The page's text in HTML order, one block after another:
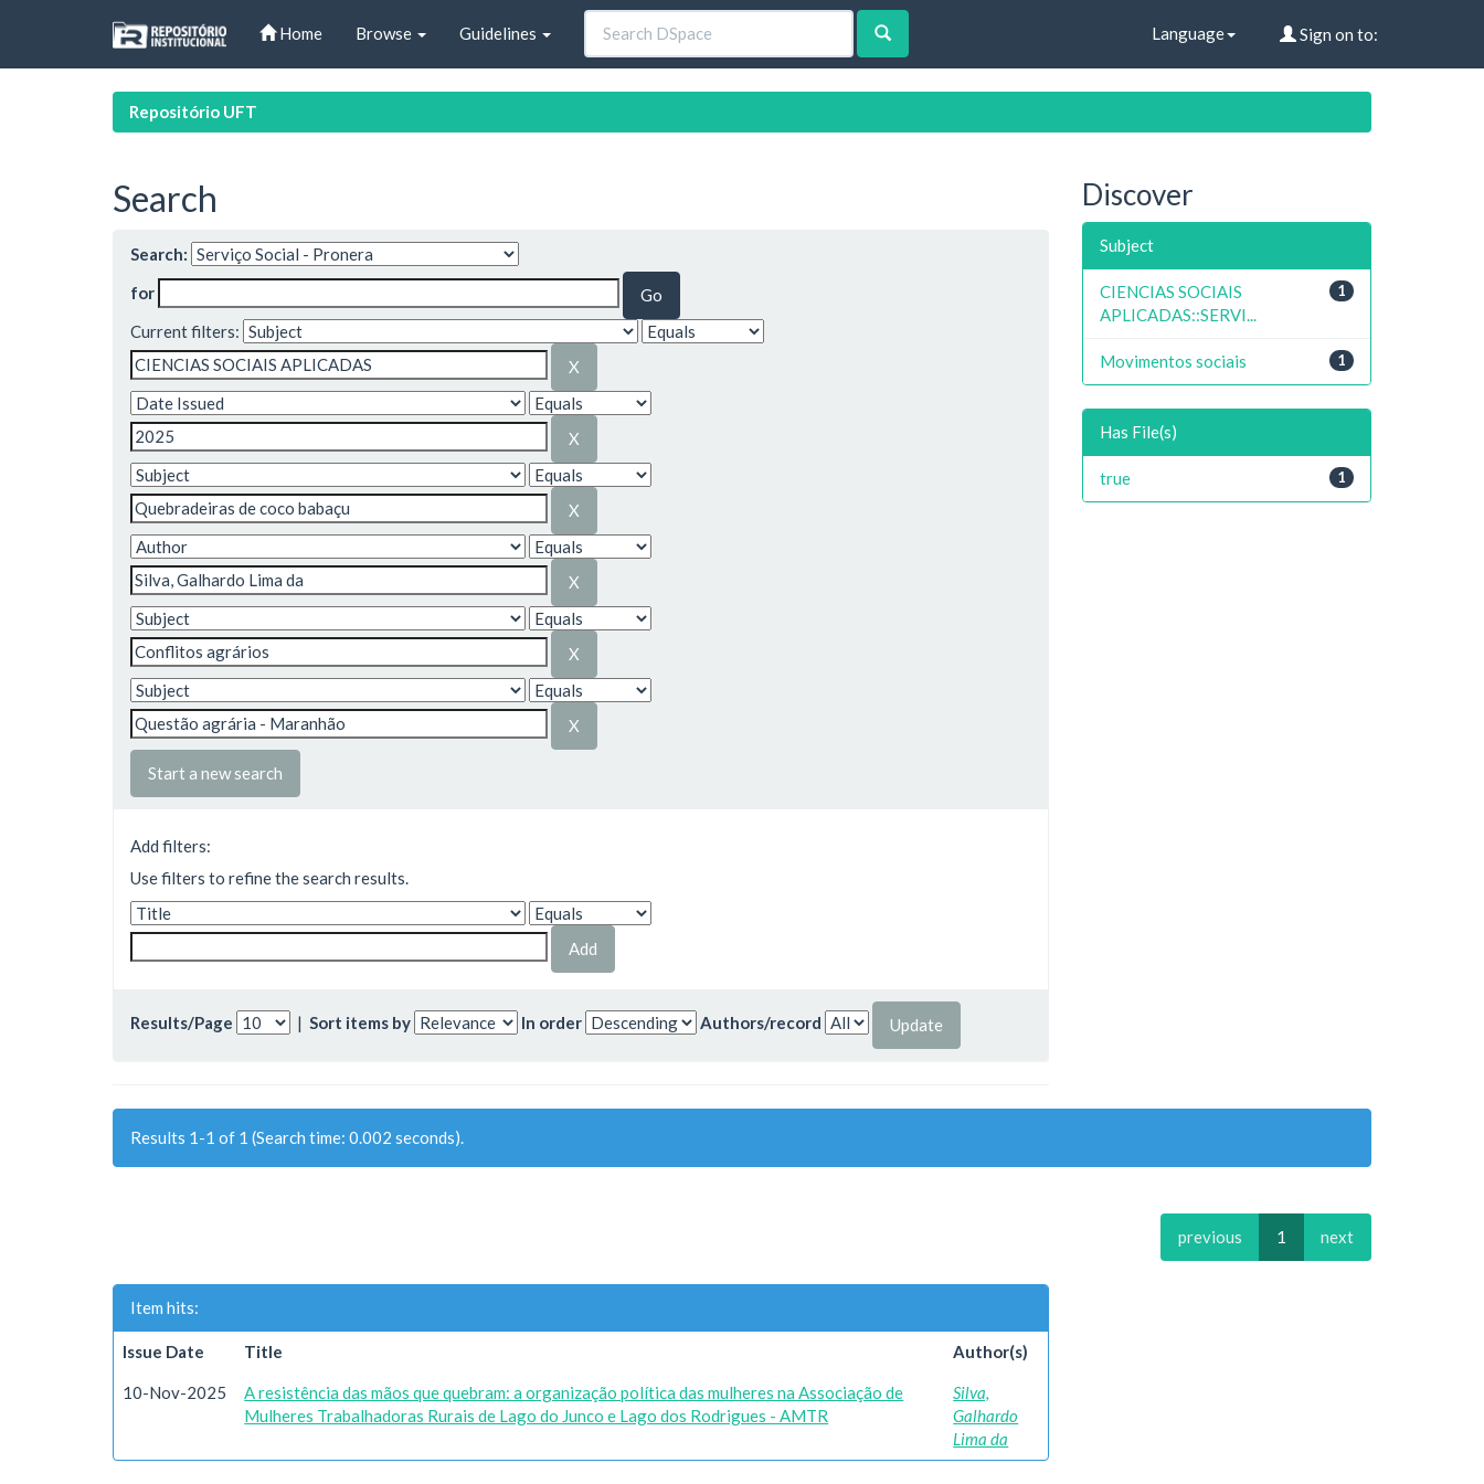
Home Browse Guidelines Language Sign on to:
Repositório UFT
Search
Search:
for
Current filters:
Start a new search
Add filters:
Use filters to refine the search results.
Results/Page | Sort items by In order Authors/record
Results 1-1 of 1 (Search time: 0.002 seconds).
previous 1 next
Item hits:
Issue Date Title Author(s)
10-Nov-2025
A resistência das mãos que quebram: a organização política das mulheres na Associação de
Mulheres Trabalhadoras Rurais de Lago do Junco e Lago dos Rodrigues - AMTR
Silva,
Galhardo
Lima da
Discover
Subject
1
CIENCIAS SOCIAIS
APLICADAS::SERVI...
1
Movimentos sociais
Has File(s)
1
true